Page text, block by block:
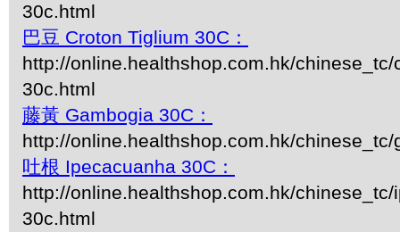
30c.html
巴豆 Croton Tiglium 30C：
http://online.healthshop.com.hk/chinese_tc/
30c.html
藤黃 Gambogia 30C：
http://online.healthshop.com.hk/
吐根 Ipecacuanha 30C：
http://online.healthshop.com.hk/chinese_tc/
30c.html